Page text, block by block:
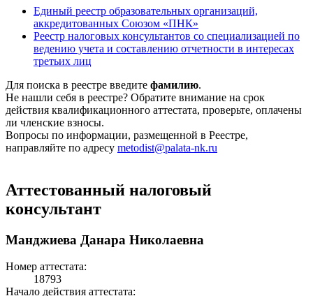
Единый реестр образовательных организаций,
аккредитованных Союзом «ПНК»
Реестр налоговых консультантов со специализацией по
ведению учета и составлению отчетности в интересах
третьих лиц
Для поиска в реестре введите фамилию.
Не нашли себя в реестре? Обратите внимание на срок
действия квалификационного аттестата, проверьте, оплачены
ли членские взносы.
Вопросы по информации, размещенной в Реестре,
направляйте по адресу metodist@palata-nk.ru
Аттестованный налоговый
консультант
Манджиева Данара Николаевна
Номер аттестата:
18793
Начало действия аттестата: